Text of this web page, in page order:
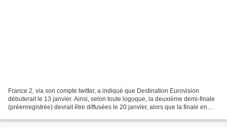
France 2, via son compte twitter, a indiqué que Destination Eurovision
débuterait le 13 janvier. Ainsi, selon toute logoque, la deuxième demi-finale
(préenregistrée) devrait être diffusées le 20 janvier, alors que la finale en